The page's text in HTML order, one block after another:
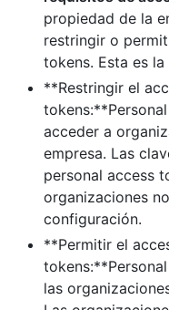
propiedad de la
restringir o
tokens. Esta es
**Restringir el
acceder a
empresa. Las
personal access
organizaciones
configuración.
**Permitir el
las